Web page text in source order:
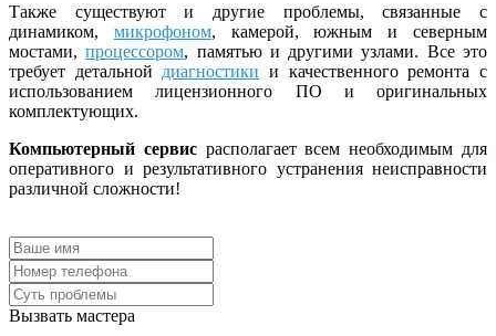
Также существуют и другие проблемы, связанные с
динамиком, микрофоном, камерой, южным и северным
мостами,процессором, памятью и другими узлами. Все это
требует детальной диагностики и качественного ремонта с
использованием лицензионного ПО и оригинальных
комплектующих.
Компьютерный сервисрасполагает всем необходимым для
оперативного и результативного устранения неисправности
различной сложности!
Вызвать мастера